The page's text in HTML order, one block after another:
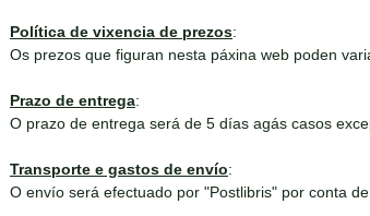
Política de vixencia de prezos:
Os prezos que figuran nesta páxina web poden
Prazo de entrega:
O prazo de entrega será de 5 días agás casos
Transporte e gastos de envío:
O envío será efectuado por "Postlibris" por conta